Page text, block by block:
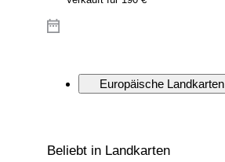
Europäische Landkarten
Beliebt in Landkarten